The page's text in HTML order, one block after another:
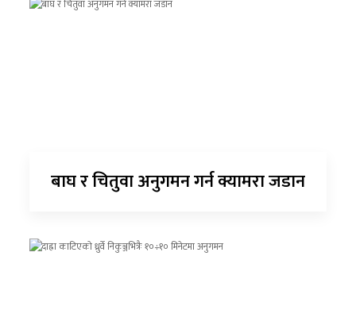
बाघ र चितुवा अनुगमन गर्न क्यामरा जडान